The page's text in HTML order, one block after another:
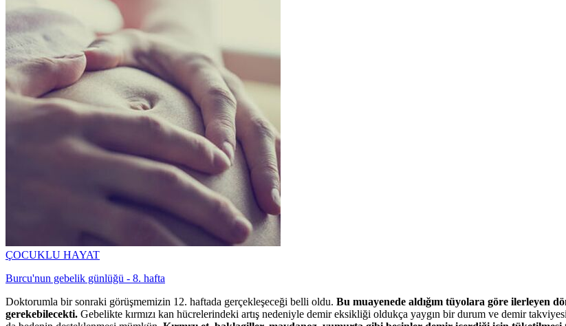
ÇOCUKLU HAYAT
Burcu'nun gebelik günlüğü - 8. hafta
Doktorumla bir sonraki görüşmemizin 12. haftada gerçekleşeceği belli oldu. Bu muayenede aldığım tüyolara göre ilerleyen
gerekebilecekti. Gebelikte kırmızı kan hücrelerindeki artış nedeniyle demir eksikliği oldukça yaygın bir durum ve demir